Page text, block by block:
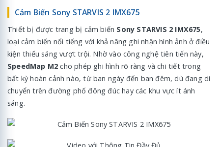
Cảm Biến Sony STARVIS 2 IMX675
Thiết bị được trang bị cảm biến Sony STARVIS 2 IMX675,
loại cảm biến nổi tiếng với khả năng ghi nhận hình ảnh ở điều
kiện thiếu sáng vượt trội. Nhờ vào công nghệ tiên tiến này,
SpeedMap M2 cho phép ghi hình rõ ràng và chi tiết trong
bất kỳ hoàn cảnh nào, từ ban ngày đến ban đêm, dù đang di
chuyển trên đường phố đông đúc hay các khu vực ít ánh
sáng.